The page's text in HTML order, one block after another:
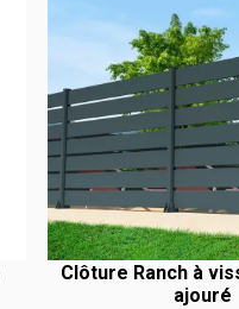
Clôture Ranch à
ajouré